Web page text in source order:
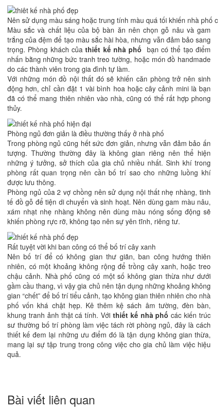
Nên sử dụng màu sáng hoặc trung tính màu quá tối khiến nhà phố
Màu sắc và chất liệu của bộ bàn ăn nên chọn gỗ nâu và gam
trắng của đệm để tạo màu sắc hài hòa, nhưng vẫn đảm bảo sang
trọng. Phòng khách củathiết kế nhà phố bạn có thể tạo điểm
nhấn bằng những bức tranh treo tường, hoặc món đồ handmade
do các thành viên trong gia đình tự làm.
Với những món đồ nội thất đó sẽ khiến căn phòng trở nên sinh
động hơn, chỉ cần đặt 1 vài bình hoa hoặc cây cảnh mini là bạn
đã có thể mang thiên nhiên vào nhà, cũng có thể rất hợp phong
thủy.
Phòng ngủ đơn giản là điều thường thấy ở nhà phố
Trong phòng ngủ cũng hết sức đơn giản, nhưng vẫn đảm bảo ấn
tượng. Thường thường đây là không gian riêng nên thể hiện
những ý tưởng, sở thích của gia chủ nhiều nhất. Sinh khí trong
phòng rất quan trọng nên cần bố trí sao cho những luồng khí
được lưu thông.
Phòng ngủ của 2 vợ chồng nên sử dụng nội thất nhẹ nhàng, tinh
tế đồ gỗ để tiện di chuyển và sinh hoạt. Nên dùng gam màu nâu,
xám nhạt nhẹ nhàng không nên dùng màu nóng sống động sẽ
khiến phòng rực rỡ, không tạo nên sự yên tĩnh, riêng tư.
Rất tuyệt vời khi ban công có thể bố trí cây xanh
Nên bố trí để có không gian thư giãn, ban công hướng thiên
nhiên, có một khoảng không rộng để trồng cây xanh, hoặc treo
chậu cảnh. Nhà phố cũng có một số không gian thừa như dưới
gầm cầu thang, vì vậy gia chủ nên tận dụng những khoảng không
gian “chết” để bố trí tiểu cảnh, tạo không gian thiên nhiên cho nhà
phố vốn khá chật hẹp. Kê thêm kệ sách âm tường, đèn bàn,
khung tranh ảnh thật cá tính. Với thiết kế nhà phố các kiến trúc
sư thường bố trí phòng làm việc tách rời phòng ngủ, đây là cách
thiết kế đem lại những ưu điểm đó là tận dụng không gian thừa,
mang lại sự tập trung trong công việc cho gia chủ làm việc hiệu
quả.
Bài viết liên quan